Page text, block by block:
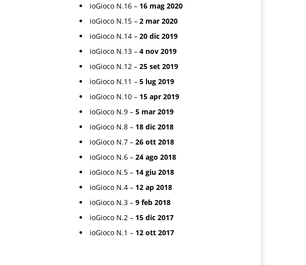
ioGioco N.16 – 16 mag 2020
ioGioco N.15 – 2 mar 2020
ioGioco N.14 – 20 dic 2019
ioGioco N.13 – 4 nov 2019
ioGioco N.12 – 25 set 2019
ioGioco N.11 – 5 lug 2019
ioGioco N.10 – 15 apr 2019
ioGioco N.9 – 5 mar 2019
ioGioco N.8 – 18 dic 2018
ioGioco N.7 – 26 ott 2018
ioGioco N.6 – 24 ago 2018
ioGioco N.5 – 14 giu 2018
ioGioco N.4 – 12 ap 2018
ioGioco N.3 – 9 feb 2018
ioGioco N.2 – 15 dic 2017
ioGioco N.1 – 12 ott 2017